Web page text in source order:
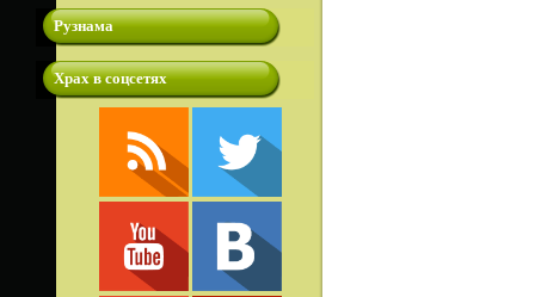
Рузнама
Храх в соцсетях